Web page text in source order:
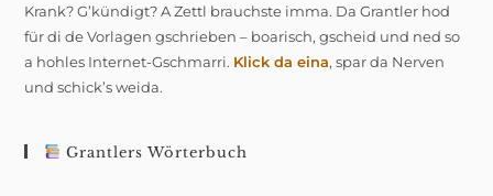
Krank? G’kündigt? A Zettl brauchste imma. Da Grantler hod
für di de Vorlagen gschrieben – boarisch, gscheid und ned so
a hohles Internet-Gschmarri. Klick da eina, spar da Nerven
und schick’s weida.
Grantlers Wörterbuch